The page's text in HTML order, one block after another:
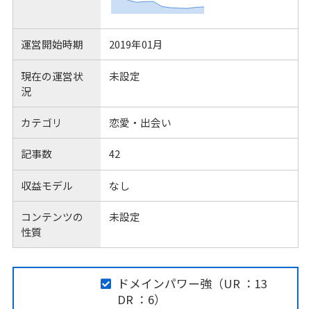
運営開始時期 2019年01月
現在の運営状
況
未設定
カテゴリ 恋愛・出会い
記事数 42
収益モデル なし
コンテンツの
性質
未設定
ドメインパワー強（UR ：13
DR ：6）